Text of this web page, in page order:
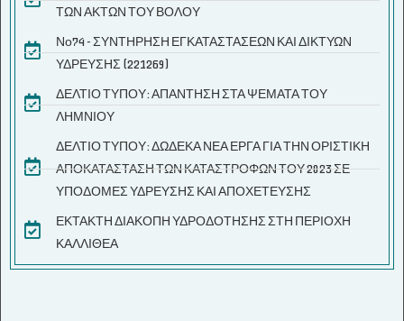
ΤΩΝ ΑΚΤΩΝ ΤΟΥ ΒΟΛΟΥ
Νο74 - ΣΥΝΤΗΡΗΣΗ ΕΓΚΑΤΑΣΤΑΣΕΩΝ ΚΑΙ ΔΙΚΤΥΩΝ
ΥΔΡΕΥΣΗΣ (221269)
ΔΕΛΤΙΟ ΤΥΠΟΥ: ΑΠΑΝΤΗΣΗ ΣΤΑ ΨΕΜΑΤΑ ΤΟΥ
ΛΗΜΝΙΟΥ
ΔΕΛΤΙΟ ΤΥΠΟΥ: ΔΩΔΕΚΑ ΝΕΑ ΕΡΓΑ ΓΙΑ ΤΗΝ ΟΡΙΣΤΙΚΗ
ΑΠΟΚΑΤΑΣΤΑΣΗ ΤΩΝ ΚΑΤΑΣΤΡΟΦΩΝ ΤΟΥ 2023 ΣΕ
ΥΠΟΔΟΜΕΣ ΥΔΡΕΥΣΗΣ ΚΑΙ ΑΠΟΧΕΤΕΥΣΗΣ
ΕΚΤΑΚΤΗ ΔΙΑΚΟΠΗ ΥΔΡΟΔΟΤΗΣΗΣ ΣΤΗ ΠΕΡΙΟΧΗ
ΚΑΛΛΙΘΕΑ